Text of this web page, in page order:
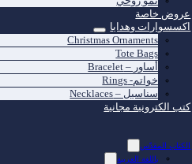
عروض خاصة
اكسسوارات وهدايا
Christmas Ornaments
Tote Bags
أساور – Bracelet
خواتم- Rings
سناسيل – Necklaces
كتب الكترونية مجانية
الكتاب المقدّس
باللغة العربية